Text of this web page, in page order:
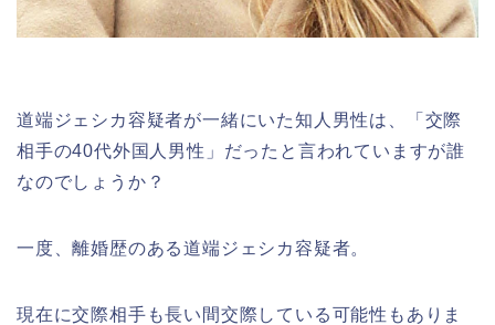
道端ジェシカ容疑者が一緒にいた知人男性は、「交際
相手の40代外国人男性」だったと言われていますが誰
なのでしょうか？
一度、離婚歴のある道端ジェシカ容疑者。
現在に交際相手も長い間交際している可能性もありま